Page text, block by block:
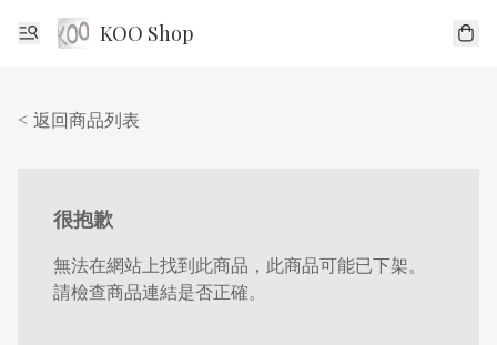
KOO Shop
< 返回商品列表
很抱歉
無法在網站上找到此商品，此商品可能已下架。
請檢查商品連結是否正確。